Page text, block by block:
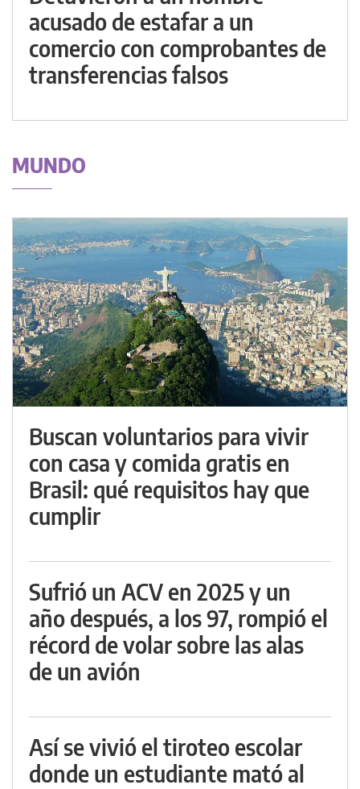
acusado de estafar a un
comercio con comprobantes de
transferencias falsos
MUNDO
Buscan voluntarios para vivir
con casa y comida gratis en
Brasil: qué requisitos hay que
cumplir
Sufrió un ACV en 2025 y un
año después, a los 97, rompió el
récord de volar sobre las alas
de un avión
Así se vivió el tiroteo escolar
donde un estudiante mató al